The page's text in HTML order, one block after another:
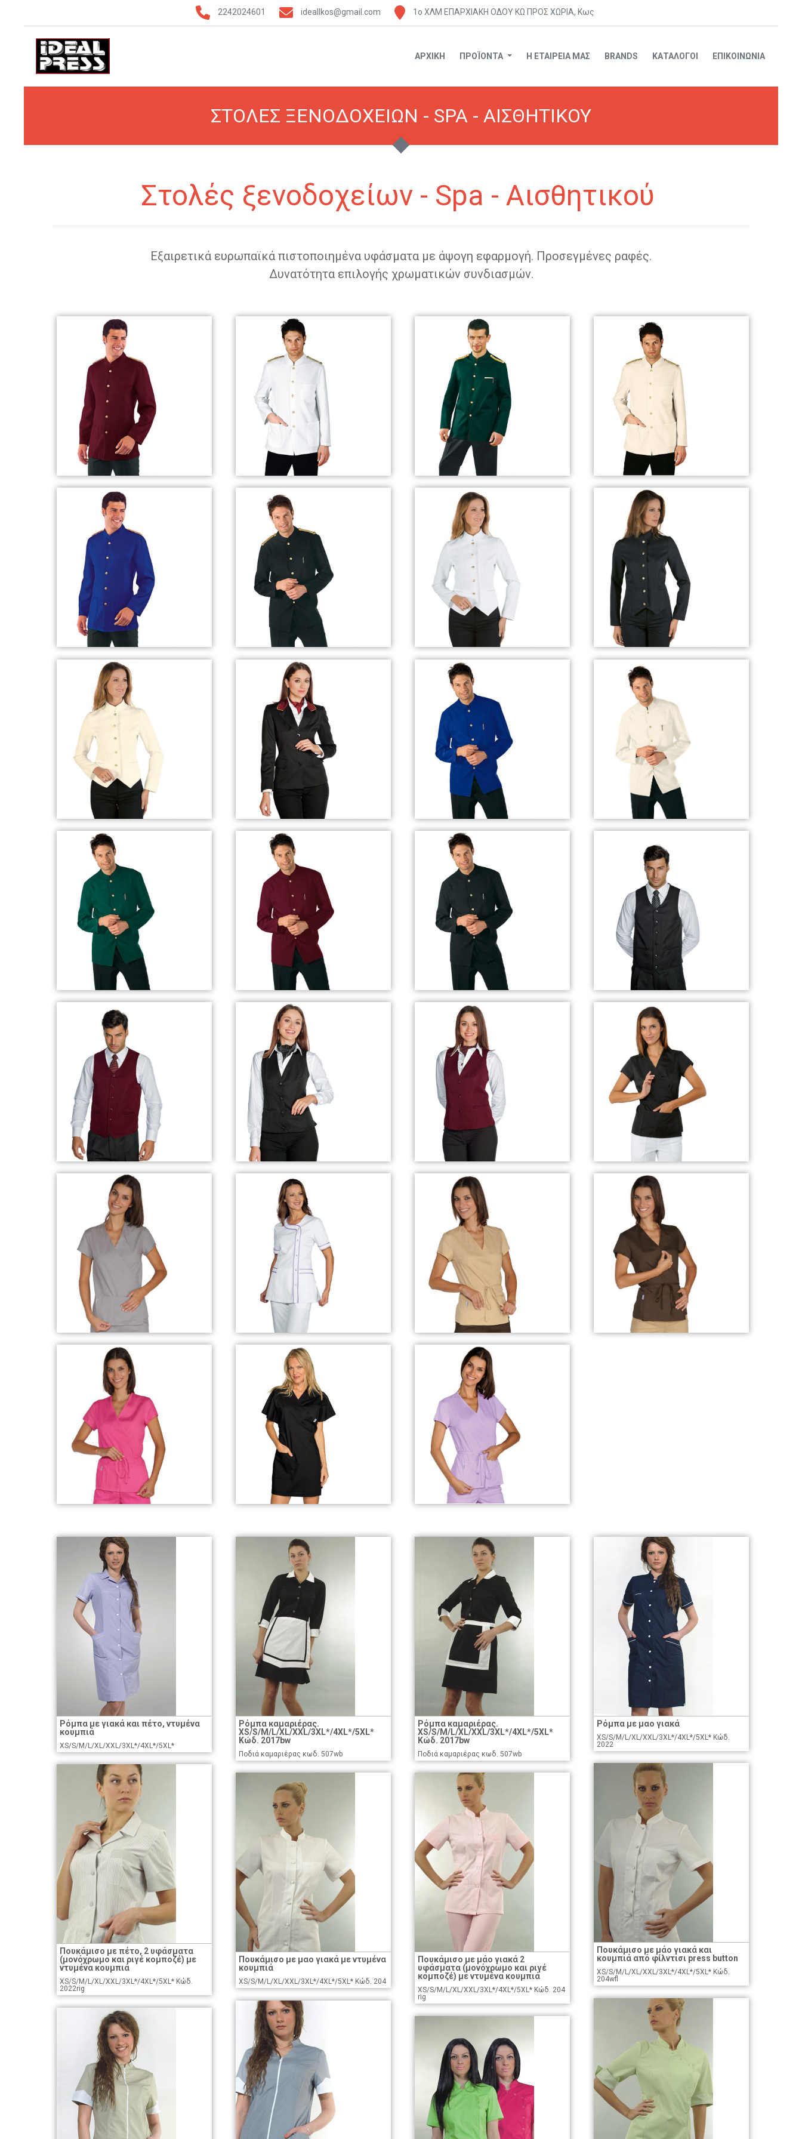
2242024601 ideallkos@gmail.com 1ο ΧΛΜ ΕΠΑΡΧΙΑΚΗ ΟΔΟΥ ΚΩ ΠΡΟΣ ΧΩΡΙΑ, Κως
ΑΡΧΙΚΗ ΠΡΟΪΟΝΤΑ Η ΕΤΑΙΡΕΙΑ ΜΑΣ BRANDS ΚΑΤΑΛΟΓΟΙ ΕΠΙΚΟΙΝΩΝΙΑ
ΣΤΟΛΕΣ ΞΕΝΟΔΟΧΕΙΩΝ - SPA - ΑΙΣΘΗΤΙΚΟΥ
Στολές ξενοδοχείων - Spa - Αισθητικού
Εξαιρετικά ευρωπαϊκά πιστοποιημένα υφάσματα με άψογη εφαρμογή. Προσεγμένες ραφές.
Δυνατότητα επιλογής χρωματικών συνδιασμών.
Ρόμπα με γιακά και πέτο, ντυμένα
κουμπιά
XS/S/M/L/XL/XXL/3XL*/4XL*/5XL*
Πουκάμισο με πέτο, 2 υφάσματα
(μονόχρωμο και ριγέ κομποζέ) με
ντυμένα κουμπιά
XS/S/M/L/XL/XXL/3XL*/4XL*/5XL* Κώδ.
2022rig
Ρόμπα καμαριέρας.
XS/S/M/L/XL/XXL/3XL*/4XL*/5XL*
Κώδ. 2017bw
Ποδιά καμαριέρας κωδ. 507wb
Πουκάμισο με μαο γιακά με ντυμένα
κουμπιά
XS/S/M/L/XL/XXL/3XL*/4XL*/5XL* Κώδ. 204
Ρόμπα καμαριέρας.
XS/S/M/L/XL/XXL/3XL*/4XL*/5XL*
Κώδ. 2017bw
Ποδιά καμαριέρας κωδ. 507wb
Πουκάμισο με μάο γιακά 2
υφάσματα (μονόχρωμο και ριγέ
κομποζέ) με ντυμένα κουμπιά
XS/S/M/L/XL/XXL/3XL*/4XL*/5XL* Κώδ. 204
rig
Ρόμπα με μαο γιακά
XS/S/M/L/XL/XXL/3XL*/4XL*/5XL* Κώδ.
2022
Πουκάμισο με μάο γιακά και
κουμπιά από φίλντισι press button
XS/S/M/L/XL/XXL/3XL*/4XL*/5XL* Κώδ.
204wfl